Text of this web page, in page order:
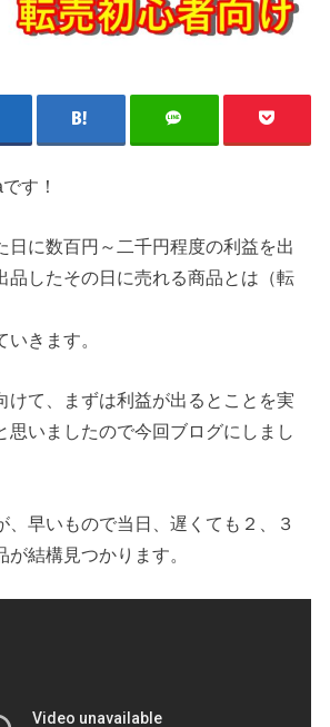
す！
日に数百円～二千円程度の利益を出
品したその日に売れる商品とは（転
いきます。
けて、まずは利益が出るとことを実
思いましたので今回ブログにしまし
、早いもので当日、遅くても２、３
結構見つかります。